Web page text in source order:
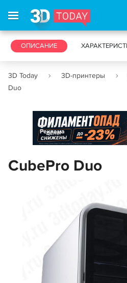
3D-ПРИНТЕРЫ 3D-
ОПИСАНИЕ
3D Today 3D-принтеры
Duo
Реклама
CubePro Duo